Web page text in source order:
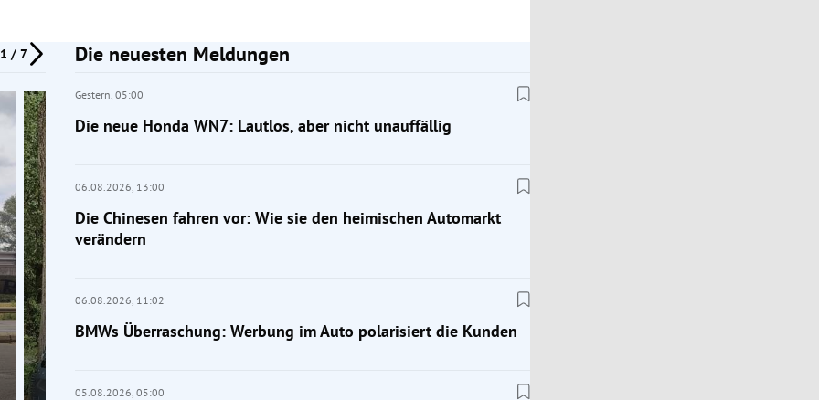
1 / 7 Die neuesten Meldungen
Gestern, 05:00
Die neue Honda WN7: Lautlos, aber nicht unauffällig
06.08.2026, 13:00
Die Chinesen fahren vor: Wie sie den heimischen Automarkt
verändern
06.08.2026, 11:02
BMWs Überraschung: Werbung im Auto polarisiert die Kunden
05.08.2026, 05:00